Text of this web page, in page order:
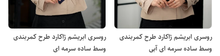
روسری ابریشم ژاکارد طرح کمربندی
وسط ساده سرمه ای آبی
روسری ابریشم ژاکارد طرح کمربندی
وسط ساده سرمه ای